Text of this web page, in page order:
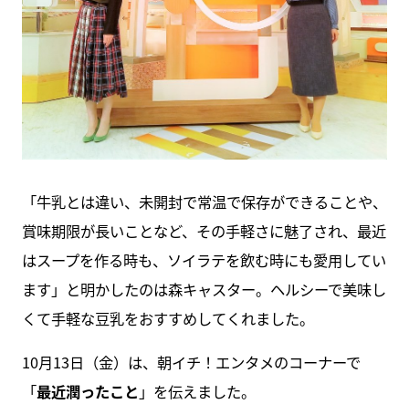
「牛乳とは違い、未開封で常温で保存ができることや、
賞味期限が長いことなど、その手軽さに魅了され、最近
はスープを作る時も、ソイラテを飲む時にも愛用してい
ます」と明かしたのは森キャスター。ヘルシーで美味し
くて手軽な豆乳をおすすめしてくれました。
10月13日（金）は、朝イチ！エンタメのコーナーで
「最近潤ったこと 」を伝えました。